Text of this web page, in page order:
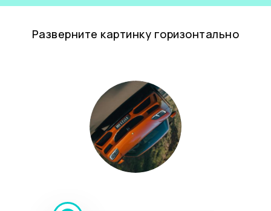
Разверните картинку горизонтально